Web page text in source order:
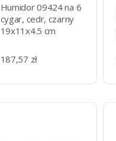
Humidor 09424 na 6
cygar, cedr, czarny
19x11x4.5 cm
187,57 zł